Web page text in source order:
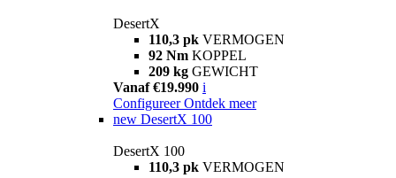
DesertX
110,3 pk VERMOGEN
92 Nm KOPPEL
209 kg GEWICHT
Vanaf €19.990 i
Configureer Ontdek meer
new DesertX 100
DesertX 100
110,3 pk VERMOGEN